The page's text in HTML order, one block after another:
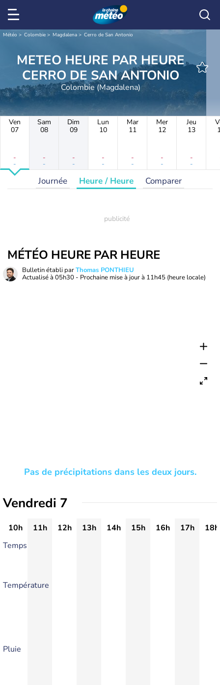
Météo Colombie Magdalena Cerro de San Antonio
METEO HEURE PAR HEURE
CERRO DE SAN ANTONIO
Colombie (Magdalena)
Ven
07
-
-
Sam
08
-
-
Dim
09
-
-
Lun
10
-
-
Mar
11
-
-
Mer
12
-
-
Jeu
13
-
-
Journée Heure / Heure Comparer
MÉTÉO HEURE PAR HEURE
Bulletin établi parThomas PONTHIEU
Actualisé à 05h30 - Prochaine mise à jour à 11h45 (heure locale)
Pas de précipitations dans les deux jours.
Vendredi 7
10h 11h 12h 13h 14h 15h 16h 17h
18h
Temps
Température
Pluie